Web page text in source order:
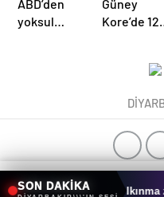
0
ABD’den
yoksul
Güney
Kore’de
dereceyi
SON DAKİKAve kalkınma zamanı